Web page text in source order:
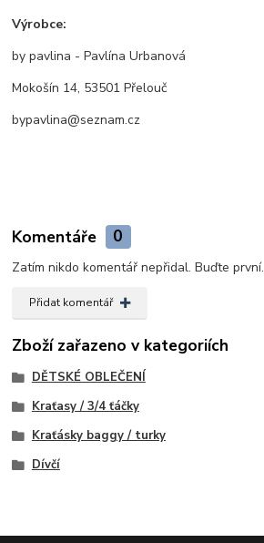
Výrobce:
by pavlina - Pavlína Urbanová
Mokošín 14, 53501 Přelouč
bypavlina@seznam.cz
Komentáře 0
Zatím nikdo komentář nepřidal. Buďte první.
Přidat komentář
Zboží zařazeno v kategoriích
DĚTSKÉ OBLEČENÍ
Kraťasy / 3/4 ťáčky
Kraťásky baggy / turky
Dívčí